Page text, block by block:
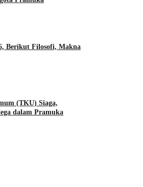
Berikut Filosofi, Makna
(TKU) Siaga,
dalam Pramuka